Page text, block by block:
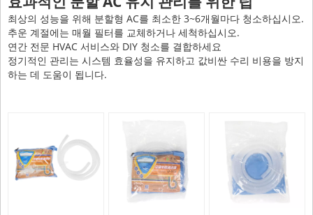
최상의 성능을 위해 분할형 AC를 최소한 3~6개월마다 청소하십시오.
추운 계절에는 매월 필터를 교체하거나 세척하십시오.
연간 전문 HVAC 서비스와 DIY 청소를 결합하세요
정기적인 관리는 시스템 효율성을 유지하고 값비싼 수리 비용을 방지
하는 데 도움이 됩니다.